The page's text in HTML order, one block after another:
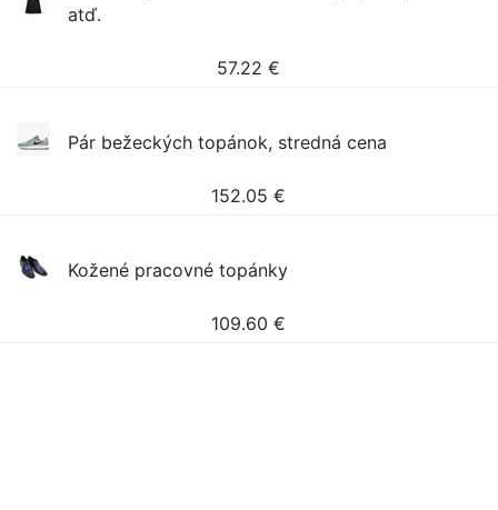
atď.
57.22 €
Pár bežeckých topánok, stredná cena
152.05 €
Kožené pracovné topánky
109.60 €